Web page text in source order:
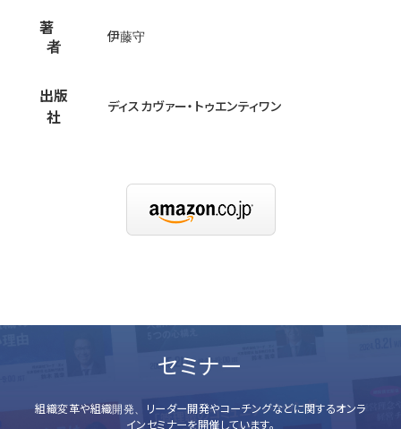
著
者
伊藤守
出版
社
ディスカヴァー・トゥエンティワン
セミナー
組織変革や組織開発、リーダー開発やコーチングなどに関するオンラ
インセミナーを開催しています。